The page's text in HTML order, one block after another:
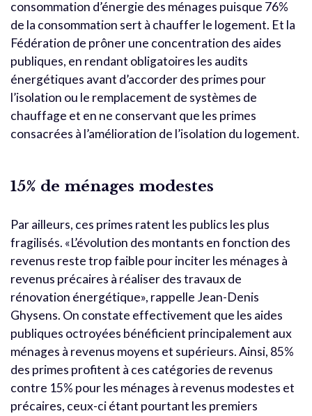
consommation d’énergie des ménages puisque 76%
de la consommation sert à chauffer le logement. Et la
Fédération de prôner une concentration des aides
publiques, en rendant obligatoires les audits
énergétiques avant d’accorder des primes pour
l’isolation ou le remplacement de systèmes de
chauffage et en ne conservant que les primes
consacrées à l’amélioration de l’isolation du logement.
15% de ménages modestes
Par ailleurs, ces primes ratent les publics les plus
fragilisés. «L’évolution des montants en fonction des
revenus reste trop faible pour inciter les ménages à
revenus précaires à réaliser des travaux de
rénovation énergétique», rappelle Jean-Denis
Ghysens. On constate effectivement que les aides
publiques octroyées bénéficient principalement aux
ménages à revenus moyens et supérieurs. Ainsi, 85%
des primes profitent à ces catégories de revenus
contre 15% pour les ménages à revenus modestes et
précaires, ceux-ci étant pourtant les premiers